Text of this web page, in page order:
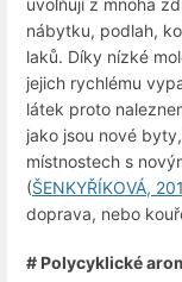
uvolňují z mnoha
nábytku, podlah,
laků. Díky nízké
jejich rychlému
látek proto
jako jsou nové
místnostech s
(ŠENKYŘÍKOVÁ,
doprava, nebo
# Polycyklické